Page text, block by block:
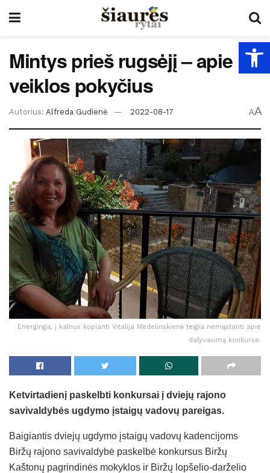
Mintys prieš rugsėjį – apie
veiklos pokyčius
Autorius: Alfreda Gudienė 2022-08-17 AA
Energinga, į kalnus kopianti Vitalija Medelinskienė teigia nemąstanti apie
dalyvavimą konkurse.
Ketvirtadienį paskelbti konkursai į dviejų rajono
savivaldybės ugdymo įstaigų vadovų pareigas.
Baigiantis dviejų ugdymo įstaigų vadovų kadencijoms
Biržų rajono savivaldybė paskelbė konkursus Biržų
Kaštonų pagrindinės mokyklos ir Biržų lopšelio-darželio